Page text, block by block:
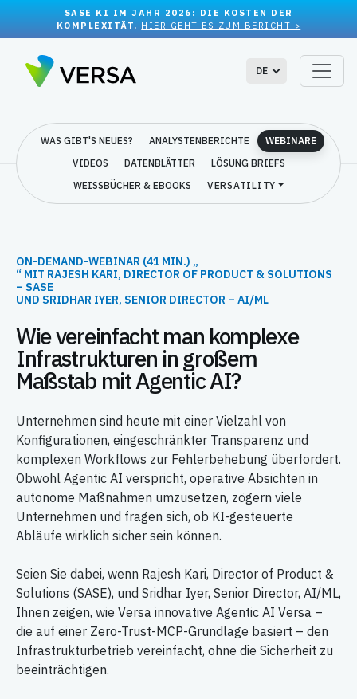
SASE KI IM JAHR 2026: DIE KOSTEN DER
KOMPLEXITÄT. HIER GEHT ES ZUM BERICHT >
DE
WAS GIBT'S NEUES? ANALYSTENBERICHTE
WEBINARE
VIDEOS
DATENBLÄTTER
LÖSUNG BRIEFS
WEISSBÜCHER & EBOOKS
VERSATILITY
ON-DEMAND-WEBINAR (41 MIN.) „
“ MIT RAJESH KARI, DIRECTOR OF PRODUCT & SOLUTIONS
– SASE
UND SRIDHAR IYER, SENIOR DIRECTOR – AI/ML
Wie vereinfacht man komplexe
Infrastrukturen in großem
Maßstab mit Agentic AI?
Unternehmen sind heute mit einer Vielzahl von
Konfigurationen, eingeschränkter Transparenz und
komplexen Workflows zur Fehlerbehebung überfordert.
Obwohl Agentic AI verspricht, operative Absichten in
autonome Maßnahmen umzusetzen, zögern viele
Unternehmen und fragen sich, ob KI-gesteuerte
Abläufe wirklich sicher sein können.
Seien Sie dabei, wenn Rajesh Kari, Director of Product &
Solutions (SASE), und Sridhar Iyer, Senior Director, AI/ML,
Ihnen zeigen, wie Versa innovative Agentic AI Versa –
die auf einer Zero-Trust-MCP-Grundlage basiert – den
Infrastrukturbetrieb vereinfacht, ohne die Sicherheit zu
beeinträchtigen.